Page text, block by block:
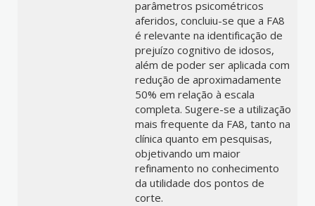
parâmetros psicométricos
aferidos, concluiu-se que a FA8
é relevante na identificação de
prejuízo cognitivo de idosos,
além de poder ser aplicada com
redução de aproximadamente
50% em relação à escala
completa. Sugere-se a utilização
mais frequente da FA8, tanto na
clínica quanto em pesquisas,
objetivando um maior
refinamento no conhecimento
da utilidade dos pontos de
corte.